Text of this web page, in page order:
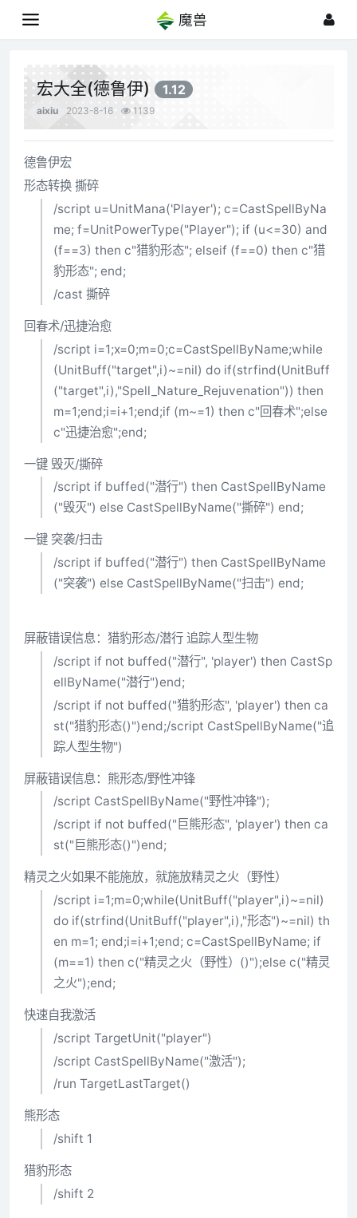
魔兽
宏大全(德鲁伊) 1.12
aixiu 2023-8-16 1139
德鲁伊宏
形态转换 撕碎
/script u=UnitMana('Player'); c=CastSpellByNa
me; f=UnitPowerType("Player"); if (u<=30) and
(f==3) then c"猎豹形态"; elseif (f==0) then c"猎
豹形态"; end;
/cast 撕碎
回春术/迅捷治愈
/script i=1;x=0;m=0;c=CastSpellByName;while
(UnitBuff("target",i)~=nil) do if(strfind(UnitBuff
("target",i),"Spell_Nature_Rejuvenation")) then
m=1;end;i=i+1;end;if (m~=1) then c"回春术";else
c"迅捷治愈";end;
一键 毁灭/撕碎
/script if buffed("潜行") then CastSpellByName
("毁灭") else CastSpellByName("撕碎") end;
一键 突袭/扫击
/script if buffed("潜行") then CastSpellByName
("突袭") else CastSpellByName("扫击") end;
屏蔽错误信息：猎豹形态/潜行 追踪人型生物
/script if not buffed("潜行", 'player') then CastSp
ellByName("潜行")end;
/script if not buffed("猎豹形态", 'player') then ca
st("猎豹形态()")end;/script CastSpellByName("追
踪人型生物")
屏蔽错误信息：熊形态/野性冲锋
/script CastSpellByName("野性冲锋");
/script if not buffed("巨熊形态", 'player') then ca
st("巨熊形态()")end;
精灵之火如果不能施放，就施放精灵之火（野性）
/script i=1;m=0;while(UnitBuff("player",i)~=nil)
do if(strfind(UnitBuff("player",i),"形态")~=nil) th
en m=1; end;i=i+1;end; c=CastSpellByName; if
(m==1) then c("精灵之火（野性）()");else c("精灵
之火");end;
快速自我激活
/script TargetUnit("player")
/script CastSpellByName("激活");
/run TargetLastTarget()
熊形态
/shift 1
猎豹形态
/shift 2